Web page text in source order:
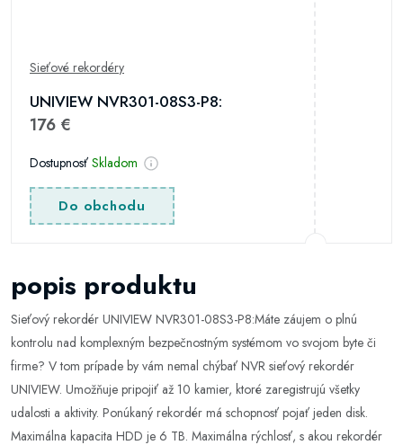
Sieťové rekordéry
UNIVIEW NVR301-08S3-P8:
176 €
Dostupnosť Skladom
Do obchodu
popis produktu
Sieťový rekordér UNIVIEW NVR301-08S3-P8:Máte záujem o plnú
kontrolu nad komplexným bezpečnostným systémom vo svojom byte či
firme? V tom prípade by vám nemal chýbať NVR sieťový rekordér
UNIVIEW. Umožňuje pripojiť až 10 kamier, ktoré zaregistrujú všetky
udalosti a aktivity. Ponúkaný rekordér má schopnosť pojať jeden disk.
Maximálna kapacita HDD je 6 TB. Maximálna rýchlosť, s akou rekordér